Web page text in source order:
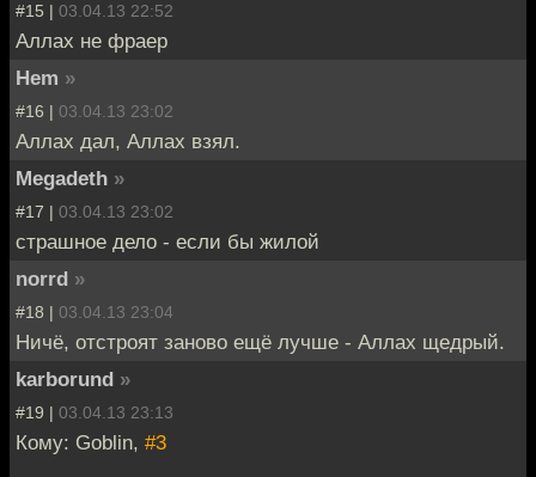
#15 | 03.04.13 22:52
Аллах не фраер
Hem »
#16 | 03.04.13 23:02
Аллах дал, Аллах взял.
Megadeth »
#17 | 03.04.13 23:02
страшное дело - если бы жилой
norrd »
#18 | 03.04.13 23:04
Ничё, отстроят заново ещё лучше - Аллах щедрый.
karborund »
#19 | 03.04.13 23:13
Кому: Goblin, #3